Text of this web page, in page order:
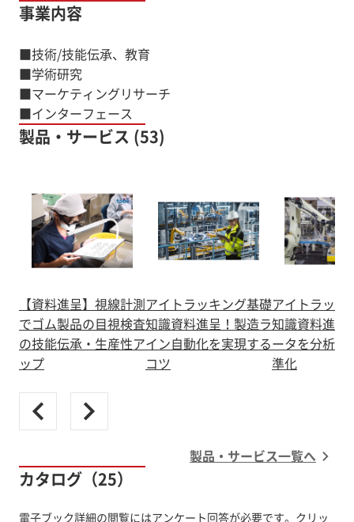
事業内容
■技術/技能伝承、教育
■学術研究
■マーケティングリサーチ
■インターフェース
製品・サービス (53)
【資料進呈】視線計測
でゴム製品の目視検査
の技能伝承・生産性ア
ップ
アイトラッキング基礎
知識資料進呈！製造ラ
イン自動化を実現する
コツ
アイトラッキ
知識資料進呈
ータを分析し
準化
製品・サービス一覧へ
カタログ（25）
電子ブック詳細の閲覧にはアンケート回答が必要です。クリッ